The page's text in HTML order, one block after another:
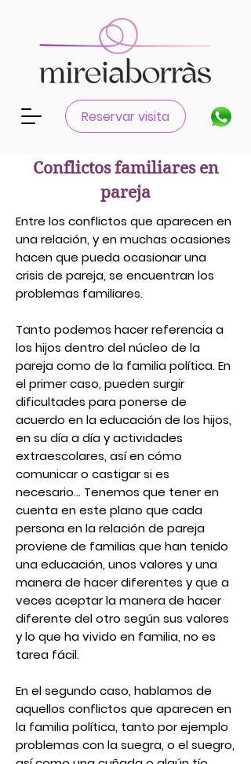
Reservar visita
Conflictos familiares en
pareja
Entre los conflictos que aparecen en
una relación, y en muchas ocasiones
hacen que pueda ocasionar una
crisis de pareja, se encuentran los
problemas familiares.
Tanto podemos hacer referencia a
los hijos dentro del núcleo de la
pareja como de la familia política.En
el primer caso, pueden surgir
dificultades para ponerse de
acuerdo en la educación de los hijos,
en su día a día y actividades
extraescolares, así en cómo
comunicar o castigar si es
necesario… Tenemos que tener en
cuenta en este plano que cada
persona en la relación de pareja
proviene de familias que han tenido
una educación, unos valores y una
manera de hacer diferentes y que a
veces aceptar la manera de hacer
diferente del otro según sus valores
y lo que ha vivido en familia, no es
tarea fácil.
En el segundo caso, hablamos de
aquellos conflictos que aparecen en
la familia política, tanto por ejemplo
problemas con la suegra, o el suegro,